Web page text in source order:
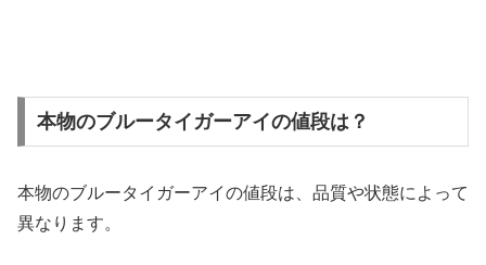
本物のブルータイガーアイの値段は？
本物のブルータイガーアイの値段は、品質や状態によって
異なります。